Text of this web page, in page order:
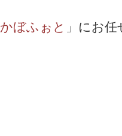
かぼふぉと 」にお